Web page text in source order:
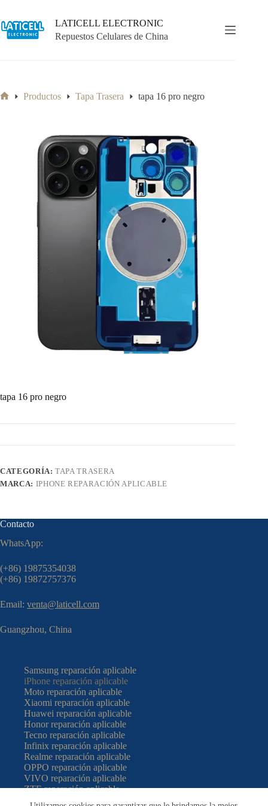
contenido
LATICELL ELECTRONIC
Repuestos Celulares de China
Productos Tapa Trasera tapa 16 pro negro
tapa 16 pro negro
CATEGORÍA:TAPA TRASERA
MARCA: IPHONE REPARACIÓN APLICABLE
Contacto
WhatsApp:
(+86) 19875354038
(+86) 19872757376
Email: venta@laticell.com
Guangzhou, China
Samsung reparación aplicable
iPhone reparación aplicable
Moto reparación aplicable
Xiaomi reparación aplicable
Huawei reparación aplicable
Honor reparación aplicable
Tecno reparación aplicable
Infinix reparación aplicable
Realme reparación aplicable
OPPO reparación aplicable
VIVO reparación aplicable
ZTE reparación aplicable